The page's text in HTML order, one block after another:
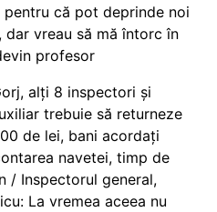
pentru că pot deprinde noi
dar vreau să mă întorc în
profesor
alți 8 inspectori și
trebuie să returneze
de lei, bani acordați
navetei, timp de
/ Inspectorul general,
La vremea aceea nu